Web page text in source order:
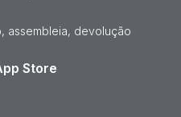
assembleia, devolução
Store